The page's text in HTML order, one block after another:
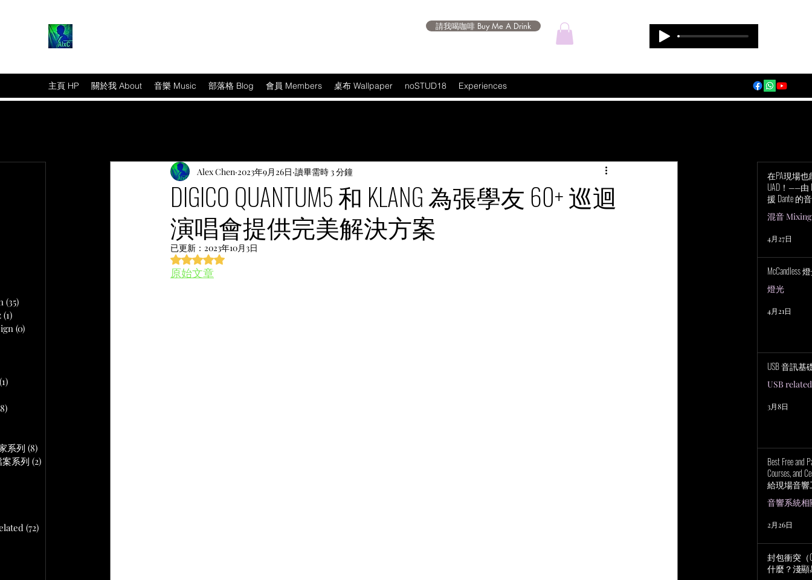
請我喝咖啡 Buy Me A Drink
主頁 HP 關於我 About 音樂 Music 部落格 Blog 會員 Members 桌布 Wallpaper noSTUD18 Experiences
(35)
(1)
(0)
(1)
系列 (8)
系列 (2)
(72)
DIGICO QUANTUM5 和 KLANG 為張學友 60+ 巡迴
演唱會提供完美解決方案
Alex Chen 2023年9月26日 讀畢需時 3 分鐘
已更新： 2023年10月3日
評等為 NaN（最高為 5 顆星）。
原始文章
在PA現場
UAD！——由
援 Dante 的
Audio Apollo
混音 Mixing
4月27日
McCandless
燈光
4月21日
USB 音訊基
USB related
3月8日
Best Free and
Courses, and
給現場音
上培訓研
音響系統相
2月26日
封包衝突（
什麼？淺